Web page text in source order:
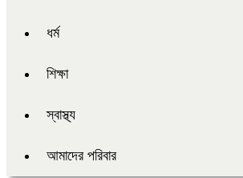
ধর্ম
শিক্ষা
স্বাস্থ্য
আমাদের পরিবার